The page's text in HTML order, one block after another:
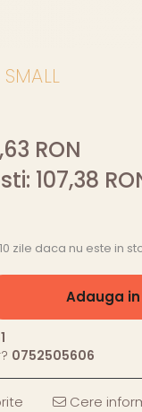
SMALL
RON
107,38
10 zile daca nu este in
Adauga
0752505606
Cere